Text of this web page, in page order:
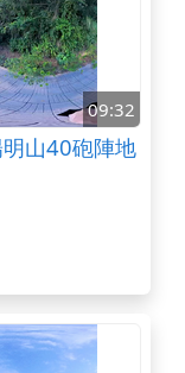
09:32
明山40砲陣地